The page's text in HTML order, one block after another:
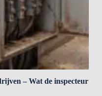
– Wat de inspecteur